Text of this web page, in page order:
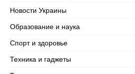
Новости Украины
Образование и наука
Спорт и здоровье
Техника и гаджеты